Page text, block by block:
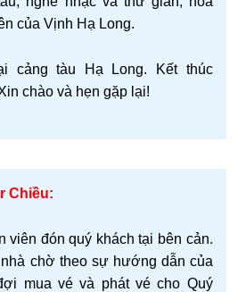
của Vịnh Hạ Long.
cảng tàu Hạ Long. Kết thúc
chào và hẹn gặp lại!
Chiều:
viên đón quý khách tại bên cản.
chờ theo sự hướng dẫn của
mua vé và phát vé cho Quý